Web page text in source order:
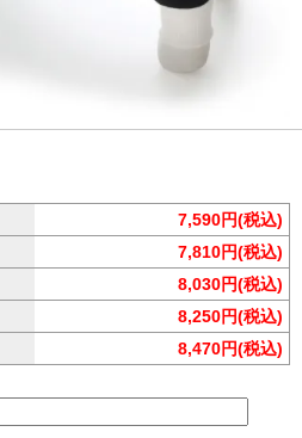
7,590円(税込)
7,810円(税込)
8,030円(税込)
8,250円(税込)
8,470円(税込)